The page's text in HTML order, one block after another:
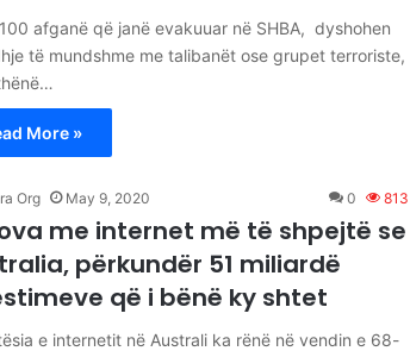
afganë që janë evakuuar në SHBA, dyshohen
të mundshme me talibanët ose grupet terroriste,
More »
Org May 9, 2020 0 813
me internet më të shpejtë se
përkundër 51 miliardë
që i bënë ky shtet
e internetit në Australi ka rënë në vendin e 68-